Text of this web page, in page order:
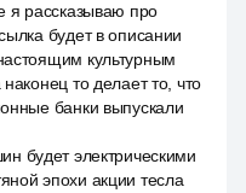
я рассказываю про
будет в описании
культурным
то делает то, что
банки выпускали
будет электрическими
эпохи акции тесла